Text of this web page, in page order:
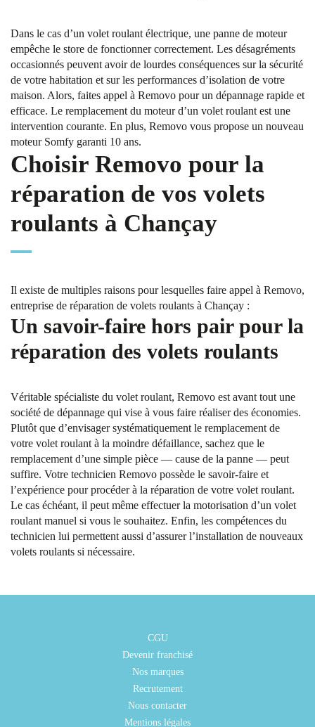
Dans le cas d’un volet roulant électrique, une panne de moteur
empêche le store de fonctionner correctement. Les désagréments
occasionnés peuvent avoir de lourdes conséquences sur la sécurité
de votre habitation et sur les performances d’isolation de votre
maison. Alors, faites appel à Removo pour un dépannage rapide et
efficace. Le remplacement du moteur d’un volet roulant est une
intervention courante. En plus, Removo vous propose un nouveau
moteur Somfy garanti 10 ans.
Choisir Removo pour la
réparation de vos volets
roulants à Chançay
Il existe de multiples raisons pour lesquelles faire appel à Removo,
entreprise de réparation de volets roulants à Chançay :
Un savoir-faire hors pair pour la
réparation des volets roulants
Véritable spécialiste du volet roulant, Removo est avant tout une
société de dépannage qui vise à vous faire réaliser des économies.
Plutôt que d’envisager systématiquement le remplacement de
votre volet roulant à la moindre défaillance, sachez que le
remplacement d’une simple pièce — cause de la panne — peut
suffire. Votre technicien Removo possède le savoir-faire et
l’expérience pour procéder à la réparation de votre volet roulant.
Le cas échéant, il peut même effectuer la motorisation d’un volet
roulant manuel si vous le souhaitez. Enfin, les compétences du
technicien lui permettent aussi d’assurer l’installation de nouveaux
volets roulants si nécessaire.
CGU
Devenir franchisé
Nos marques
Recrutement
Nous contacter
Mentions légales